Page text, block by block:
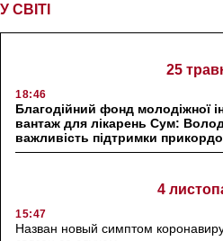
У СВІТІ
25
18:46
Благодійний фонд молодіжної
вантаж для лікарень Сум:
важливість підтримки
4
15:47
Назван новый симптом